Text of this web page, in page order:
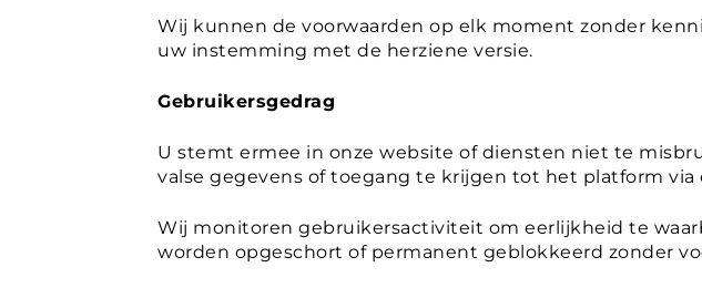
Wij kunnen de voorwaarden op elk moment zonder
uw instemming met de herziene versie.
Gebruikersgedrag
U stemt ermee in onze website of diensten niet te
valse gegevens of toegang te krijgen tot het platform
Wij monitoren gebruikersactiviteit om eerlijkheid te
worden opgeschort of permanent geblokkeerd zonder